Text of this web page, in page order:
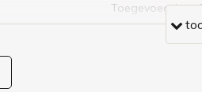
Toegevoegd op